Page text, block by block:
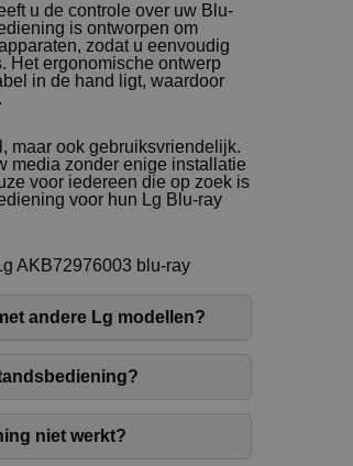
u de controle over uw Blu-
is ontworpen om
zodat u eenvoudig
Het ergonomische ontwerp
in de hand ligt, waardoor
maar ook gebruiksvriendelijk.
media zonder enige installatie
voor iedereen die op zoek is
voor hun Lg Blu-ray
AKB72976003 blu-ray
andere Lg modellen?
niet werkt?